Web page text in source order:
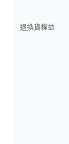
退換貨權益